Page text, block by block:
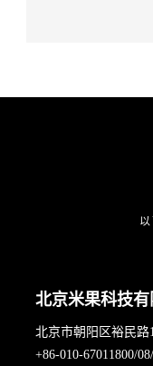
北京米果科技有
北京市朝阳区裕民路
+86-010-67011800/